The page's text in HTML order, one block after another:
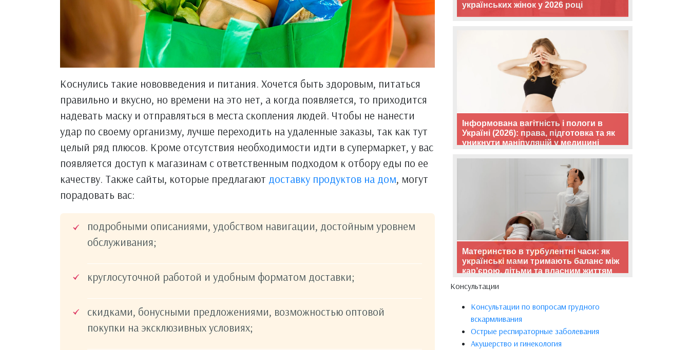
Коснулись такие нововведения и питания. Хочется быть здоровым, питаться
правильно и вкусно, но времени на это нет, а когда появляется, то приходится
надевать маску и отправляться в места скопления людей. Чтобы не нанести
удар по своему организму, лучше переходить на удаленные заказы, так как тут
целый ряд плюсов. Кроме отсутствия необходимости идти в супермаркет, у вас
появляется доступ к магазинам с ответственным подходом к отбору еды по ее
качеству. Также сайты, которые предлагают доставку продуктов на дом, могут
порадовать вас:
подробными описаниями, удобством навигации, достойным уровнем
обслуживания;
круглосуточной работой и удобным форматом доставки;
скидками, бонусными предложениями, возможностью оптовой
покупки на эксклюзивных условиях;
українських жінок у 2026 році
Інформована вагітність і пологи в
Україні (2026): права, підготовка та як
уникнути маніпуляцій у медицині
Материнство в турбулентні часи: як
українські мами тримають баланс між
кар’єрою, дітьми та власним життям
Консультации
Консультации по вопросам грудного
вскармливания
Острые респираторные заболевания
Акушерство и гинекология